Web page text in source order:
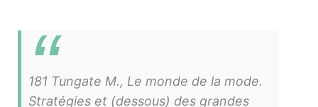
181 Tungate M., Le monde de la mode.
Stratégies et (dessous) des grandes